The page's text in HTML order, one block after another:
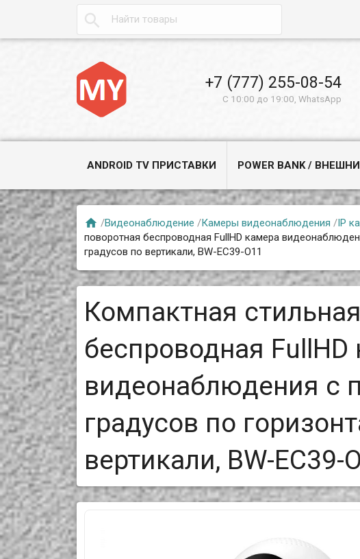

+7 (777) 255-08-54
С 10:00 до 19:00, WhatsApp
ANDROID TV ПРИСТАВКИ POWER BANK /
 /Видеонаблюдение /Камеры видеонаблюдения /IP
поворотная беспроводная FullHD камера
градусов по вертикали, BW-EC39-O11
Компактная
беспроводная FullHD
видеонаблюдения с
градусов по
вертикали, BW-EC39-